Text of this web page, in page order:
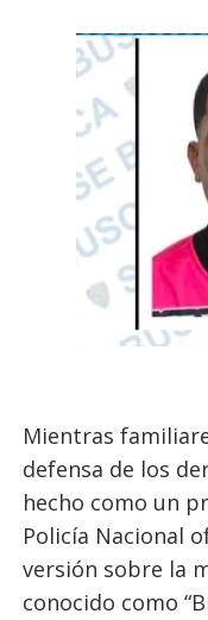
Mientras
defensa de los
hecho como un
Policía Nacional
versión sobre la
conocido como